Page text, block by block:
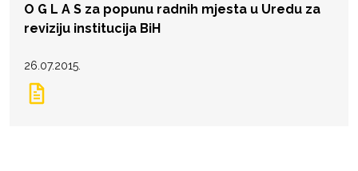
O G L A S za popunu radnih mjesta u Uredu za
reviziju institucija BiH
26.07.2015.